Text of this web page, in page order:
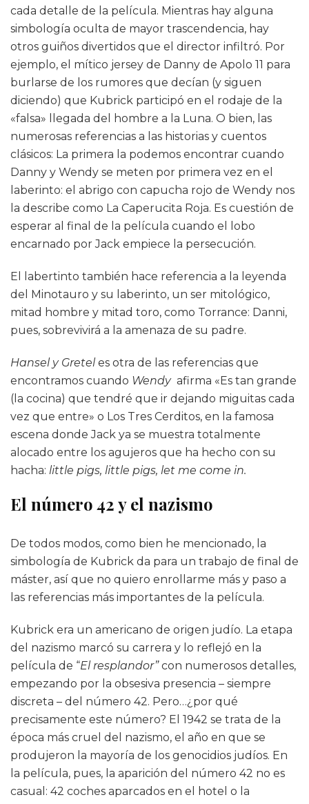
cada detalle de la película. Mientras hay alguna
simbología oculta de mayor trascendencia, hay
otros guiños divertidos que el director infiltró. Por
ejemplo, el mítico jersey de Danny de Apolo 11 para
burlarse de los rumores que decían (y siguen
diciendo) que Kubrick participó en el rodaje de la
«falsa» llegada del hombre a la Luna. O bien, las
numerosas referencias a las historias y cuentos
clásicos: La primera la podemos encontrar cuando
Danny y Wendy se meten por primera vez en el
laberinto: el abrigo con capucha rojo de Wendy nos
la describe como La Caperucita Roja. Es cuestión de
esperar al final de la película cuando el lobo
encarnado por Jack empiece la persecución.
El labertinto también hace referencia a la leyenda
del Minotauro y su laberinto, un ser mitológico,
mitad hombre y mitad toro, como Torrance: Danni,
pues, sobrevivirá a la amenaza de su padre.
Hansel y Greteles otra de las referencias que
encontramos cuando Wendyafirma «Es tan grande
(la cocina) que tendré que ir dejando miguitas cada
vez que entre» o Los Tres Cerditos, en la famosa
escena donde Jack ya se muestra totalmente
alocado entre los agujeros que ha hecho con su
hacha: little pigs, little pigs, let me come in.
El número 42 y el nazismo
De todos modos, como bien he mencionado, la
simbología de Kubrick da para un trabajo de final de
máster, así que no quiero enrollarme más y paso a
las referencias más importantes de la película.
Kubrick era un americano de origen judío. La etapa
del nazismo marcó su carrera y lo reflejó en la
película de “El resplandor”con numerosos detalles,
empezando por la obsesiva presencia – siempre
discreta – del número 42. Pero…¿por qué
precisamente este número? El 1942 se trata de la
época más cruel del nazismo, el año en que se
produjeron la mayoría de los genocidios judíos. En
la película, pues, la aparición del número 42 no es
casual: 42 coches aparcados en el hotel o la